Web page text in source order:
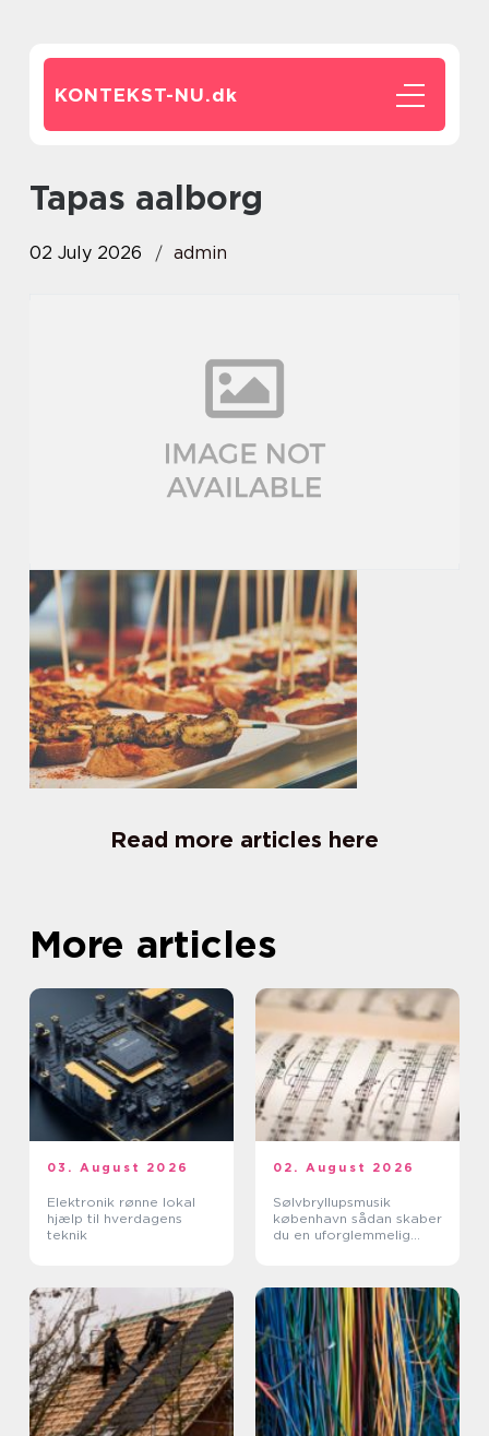
KONTEKST-NU.dk
tapas aalborg
02 July 2026 admin
Read more articles here
More articles
03. August 2026
Elektronik rønne lokal
hjælp til hverdagens
teknik
02. August 2026
Sølvbryllupsmusik
københavn sådan skaber
du en uforglemmelig